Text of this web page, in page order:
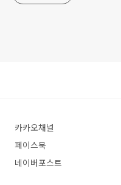
카카오채널
페이스북
네이버포스트